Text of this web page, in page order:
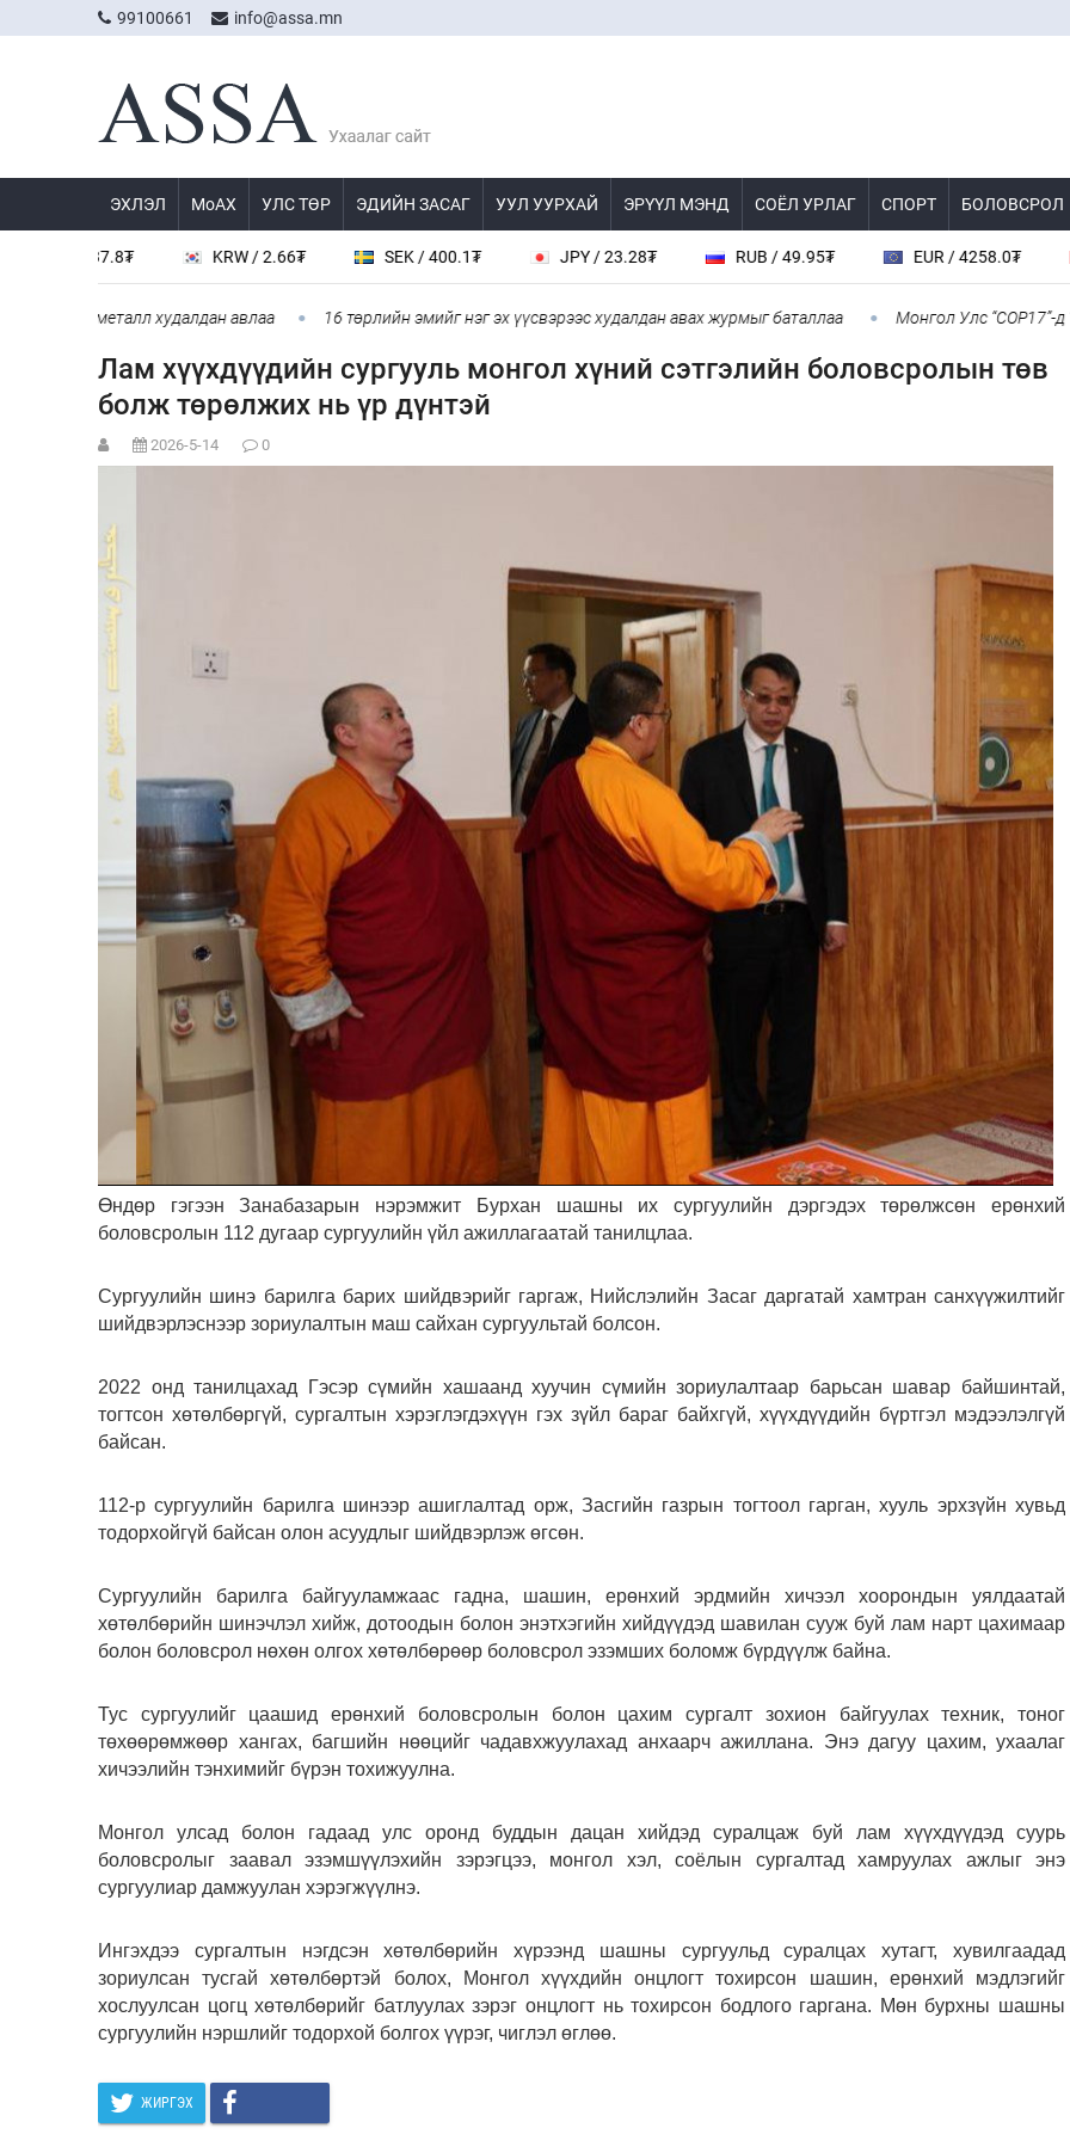
99100661 info@assa.mn
ЭХЛЭЛ МоАХ УЛС ТӨР ЭДИЙН ЗАСАГ УУЛ УУРХАЙ ЭРҮҮЛ МЭНД СОЁЛ УРЛАГ СПОРТ БОЛОВСРОЛ
KRW / 2.66₮ SEK / 400.1₮ JPY / 23.28₮ RUB / 49.95₮ EUR / 4258.0₮
үнэт металл худалдан авлаа 16 төрлийн эмийг нэг эх үүсвэрээс худалдан авах журмыг баталлаа Монгол Улс “COP17”-д
Лам хүүхдүүдийн сургууль монгол хүний сэтгэлийн боловсролын төв
болж төрөлжих нь үр дүнтэй
2026-5-14 0
Өндөр гэгээн Занабазарын нэрэмжит Бурхан шашны их сургуулийн дэргэдэх төрөлжсөн ерөнхий
боловсролын 112 дугаар сургуулийн үйл ажиллагаатай танилцлаа.
Сургуулийн шинэ барилга барих шийдвэрийг гаргаж, Нийслэлийн Засаг даргатай хамтран санхүүжилтийг
шийдвэрлэснээр зориулалтын маш сайхан сургуультай болсон.
2022 онд танилцахад Гэсэр сүмийн хашаанд хуучин сүмийн зориулалтаар барьсан шавар байшинтай,
тогтсон хөтөлбөргүй, сургалтын хэрэглэгдэхүүн гэх зүйл бараг байхгүй, хүүхдүүдийн бүртгэл мэдээлэлгүй
байсан.
112-р сургуулийн барилга шинээр ашиглалтад орж, Засгийн газрын тогтоол гарган, хууль эрхзүйн хувьд
тодорхойгүй байсан олон асуудлыг шийдвэрлэж өгсөн.
Сургуулийн барилга байгууламжаас гадна, шашин, ерөнхий эрдмийн хичээл хоорондын уялдаатай
хөтөлбөрийн шинэчлэл хийж, дотоодын болон энэтхэгийн хийдүүдэд шавилан сууж буй лам нарт цахимаар
болон боловсрол нөхөн олгох хөтөлбөрөөр боловсрол эзэмших боломж бүрдүүлж байна.
Тус сургуулийг цаашид ерөнхий боловсролын болон цахим сургалт зохион байгуулах техник, тоног
төхөөрөмжөөр хангах, багшийн нөөцийг чадавхжуулахад анхаарч ажиллана. Энэ дагуу цахим, ухаалаг
хичээлийн тэнхимийг бүрэн тохижуулна.
Монгол улсад болон гадаад улс оронд буддын дацан хийдэд суралцаж буй лам хүүхдүүдэд суурь
боловсролыг заавал эзэмшүүлэхийн зэрэгцээ, монгол хэл, соёлын сургалтад хамруулах ажлыг энэ
сургуулиар дамжуулан хэрэгжүүлнэ.
Ингэхдээ сургалтын нэгдсэн хөтөлбөрийн хүрээнд шашны сургуульд суралцах хутагт, хувилгаадад
зориулсан тусгай хөтөлбөртэй болох, Монгол хүүхдийн онцлогт тохирсон шашин, ерөнхий мэдлэгийг
хослуулсан цогц хөтөлбөрийг батлуулах зэрэг онцлогт нь тохирсон бодлого гаргана. Мөн бурхны шашны
сургуулийн нэршлийг тодорхой болгох үүрэг, чиглэл өглөө.
ЖИРГЭХ